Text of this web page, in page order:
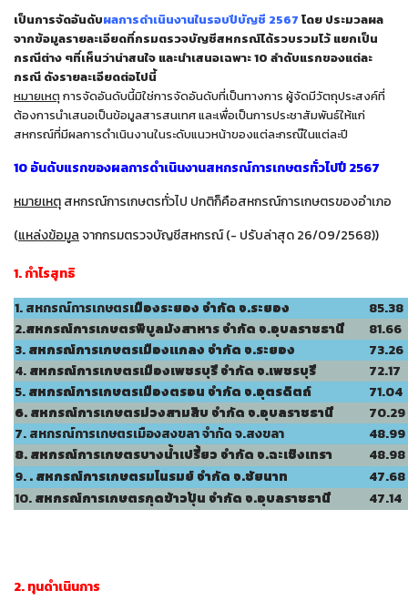
เป็นการจัดอันดับผลการดำเนินงานในรอบปีบัญชี 2567 โดย ประมวลผล
จากข้อมูลรายละเอียดที่กรมตรวจบัญชีสหกรณ์ได้รวบรวมไว้ แยกเป็น
กรณีต่าง ๆที่เห็นว่าน่าสนใจ และนำเสนอเฉพาะ 10 ลำดับแรกของแต่ละ
กรณี ดังรายละเอียดต่อไปนี้
หมายเหตุการจัดอันดับนี้มิใช่การจัดอันดับที่เป็นทางการ ผู้จัดมีวัตถุประสงค์ที่
ต้องการนำเสนอเป็นข้อมูลสารสนเทศ และเพื่อเป็นการประชาสัมพันธ์ให้แก่
สหกรณ์ที่มีผลการดำเนินงานในระดับแนวหน้าของแต่ละกรณ๊ในแต่ละปี
10 อันดับแรกของผลการดำเนินงานสหกรณ์การเกษตรทั่วไปปี 2567
หมายเหตุสหกรณ์การเกษตรทั่วไป ปกติก็คือสหกรณ์การเกษตรของอำเภอ
(แหล่งข้อมูลจากกรมตรวจบัญชีสหกรณ์ (- ปรับล่าสุด 26/09/2568))
1. กำไรสุทธิ
1. สหกรณ์การเกษตรเมืองระยอง จำกัด จ.ระยอง
85.38
2.สหกรณ์การเกษตรพิบูลมังสาหารจำกัด จ.อุบลราชธานี
81.66
3.สหกรณ์การเกษตรเมืองแกลง จำกัด จ.ระยอง
73.26
4.สหกรณ์การเกษตรเมืองเพชรบุรี จำกัด จ.เพชรบุรี
72.17
5.สหกรณ์การเกษตรเมืองตรอน จำกัด จ.อุตรดิตถ์
71.04
6. สหกรณ์การเกษตรม่วงสามสิบ จำกัด จ.อุบลราชธานี
70.29
7. สหกรณ์การเกษตรเมืองสงขลา จำกัด จ.สงขลา
48.99
8. สหกรณ์การเกษตรบางน้ำเปรี้ยว จำกัด จ.ฉะเชิงเทรา
48.98
9.. สหกรณ์การเกษตรมโนรมย์ จำกัด จ.ชัยนาท
47.68
10.สหกรณ์การเกษตรกุดข้าวปุ้น จำกัด จ.อุบลราชธานี 47.14
2. ทุนดำเนินการ